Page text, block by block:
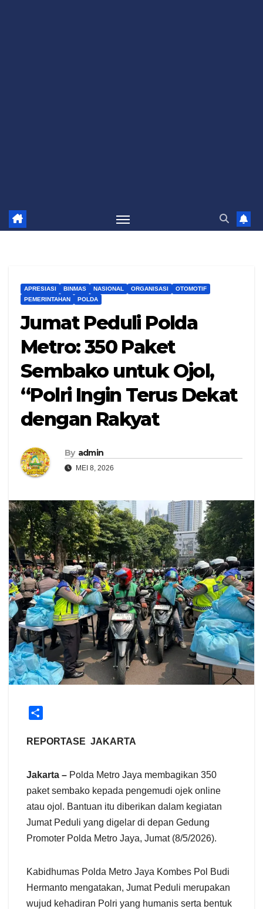
APRESIASI BINMAS NASIONAL ORGANISASI
OTOMOTIF
PEMERINTAHAN
POLDA
Jumat Peduli Polda
Metro: 350 Paket
Sembako untuk Ojol,
“Polri Ingin Terus Dekat
dengan Rakyat
By admin
MEI 8, 2026
a
REPORTASE JAKARTA
Jakarta – Polda Metro Jaya membagikan 350
paket sembako kepada pengemudi ojek online
atau ojol. Bantuan itu diberikan dalam kegiatan
Jumat Peduli yang digelar di depan Gedung
Promoter Polda Metro Jaya, Jumat (8/5/2026).
Kabidhumas Polda Metro Jaya Kombes Pol Budi
Hermanto mengatakan, Jumat Peduli merupakan
wujud kehadiran Polri yang humanis serta bentuk